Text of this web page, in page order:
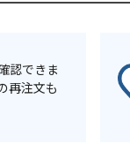
認できま
再注文も